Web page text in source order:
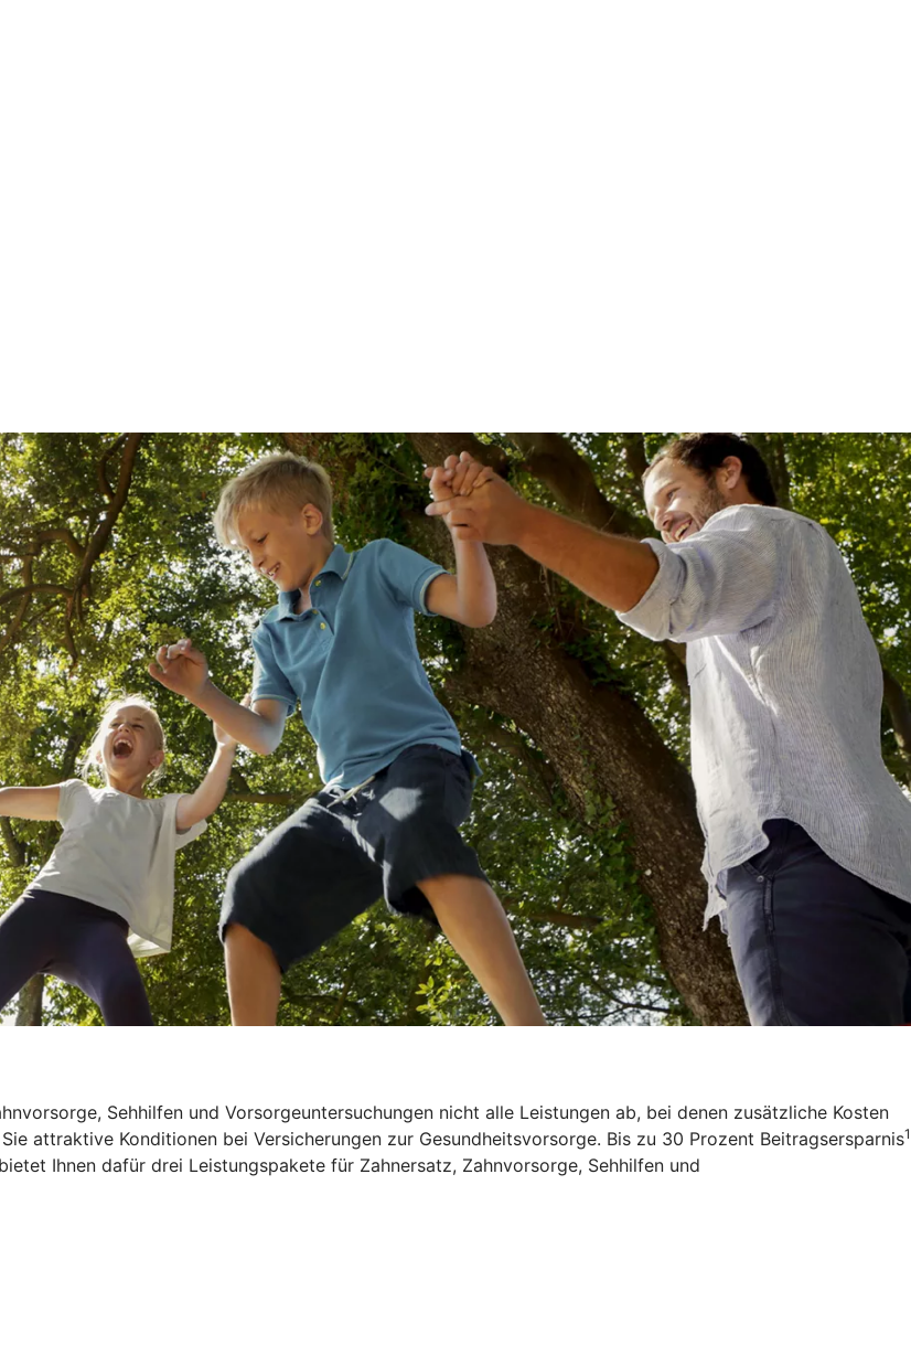
Sehhilfen und Vorsorgeuntersuchungen nicht alle Leistungen ab, bei denen zusätzliche Kosten
attraktive Konditionen bei Versicherungen zur Gesundheitsvorsorge. Bis zu 30 Prozent Beitragsersparnis1
Ihnen dafür drei Leistungspakete für Zahnersatz, Zahnvorsorge, Sehhilfen und